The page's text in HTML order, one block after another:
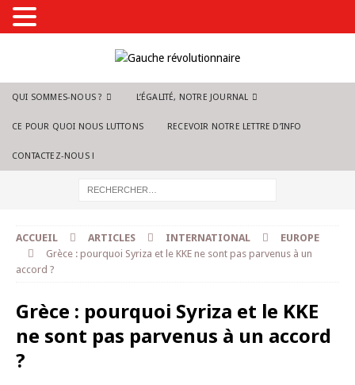
QUI SOMMES-NOUS ? L’ÉGALITÉ, NOTRE JOURNAL
CE POUR QUOI NOUS LUTTONS RECEVOIR NOTRE LETTRE D’INFO
CONTACTEZ-NOUS !
ACCUEIL ARTICLES INTERNATIONAL
EUROPE
Grèce : pourquoi Syriza et le KKE ne sont pas parvenus à un
accord ?
Grèce : pourquoi Syriza et le KKE
ne sont pas parvenus à un accord
?